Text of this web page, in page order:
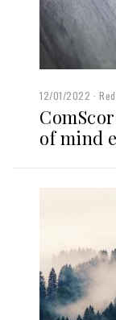
12/01/2022
of mind